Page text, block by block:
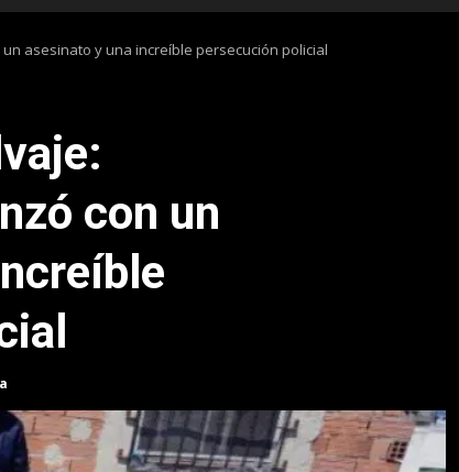
asesinato y una increíble persecución policial
con un